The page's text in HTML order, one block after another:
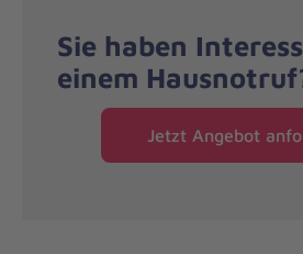
Sie haben
einem
Jetzt Angebot